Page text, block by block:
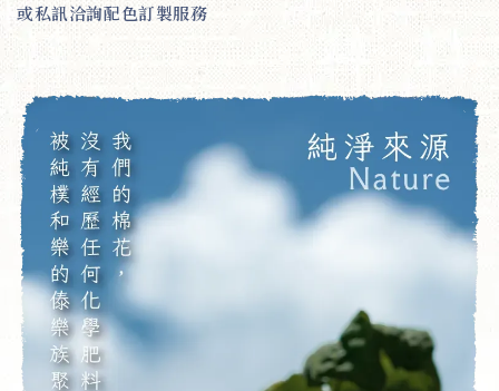
或私訊洽詢配色訂製服務